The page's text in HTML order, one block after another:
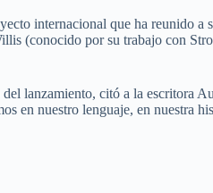
internacional que ha reunido a
(conocido por su trabajo con
lanzamiento, citó a la escritora
en nuestro lenguaje, en nuestra